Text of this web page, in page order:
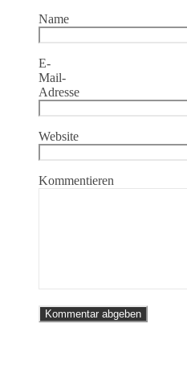
Name
E-
Mail-
Adresse
Website
Kommentieren